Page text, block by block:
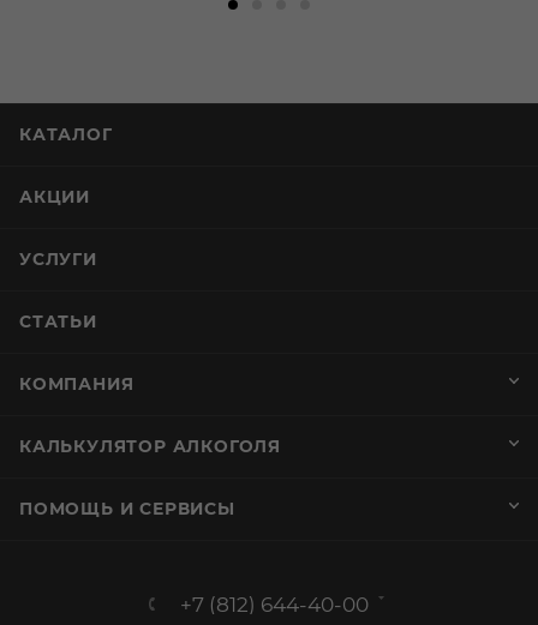
КАТАЛОГ
АКЦИИ
УСЛУГИ
СТАТЬИ
КОМПАНИЯ
КАЛЬКУЛЯТОР АЛКОГОЛЯ
ПОМОЩЬ И СЕРВИСЫ
+7 (812) 644-40-00